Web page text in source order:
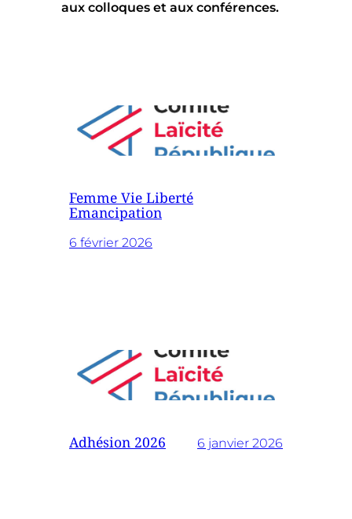
aux colloques et aux conférences.
Femme Vie Liberté
Emancipation
6 février 2026
Adhésion 2026 6 janvier 2026